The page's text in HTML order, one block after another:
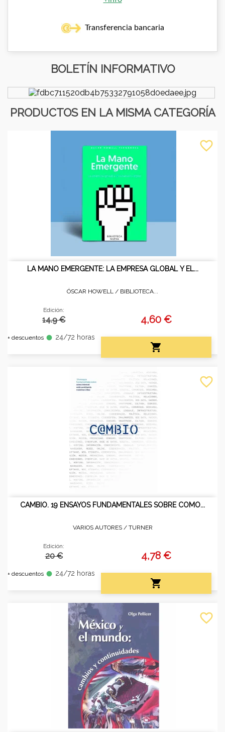
Transferencia bancaria
BOLETÍN INFORMATIVO
PRODUCTOS EN LA MISMA CATEGORÍA
LA MANO EMERGENTE: LA EMPRESA GLOBAL Y EL...
ÓSCAR HOWELL / BIBLIOTECA...
Edición:
14.9 €
+ descuentos fiber_manual_record 24/72 horas
4,60 €

favorite_border
CAMBIO. 19 ENSAYOS FUNDAMENTALES SOBRE COMO...
VARIOS AUTORES / TURNER
Edición:
20 €
+ descuentos fiber_manual_record 24/72 horas
4,78 €

favorite_border
favorite_border